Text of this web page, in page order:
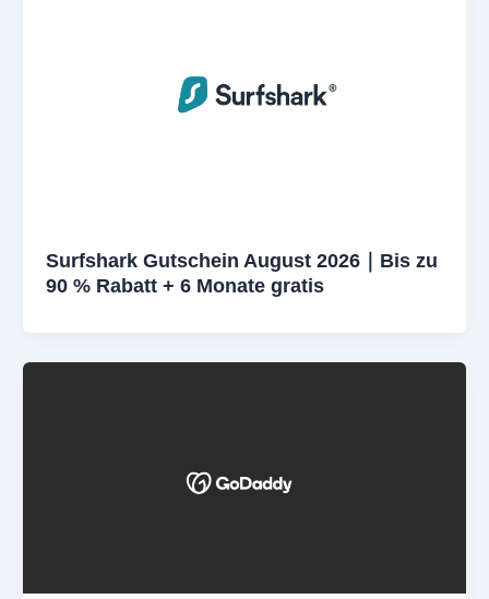
Surfshark Gutschein August 2026｜Bis zu
90 % Rabatt + 6 Monate gratis